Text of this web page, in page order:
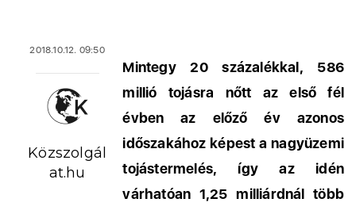
2018.10.12. 09:50
Közszolgál
at.hu
Mintegy 20 százalékkal, 586
millió tojásra nőtt az első fél
évben az előző év azonos
időszakához képest a nagyüzemi
tojástermelés, így az idén
várhatóan 1,25 milliárdnál több